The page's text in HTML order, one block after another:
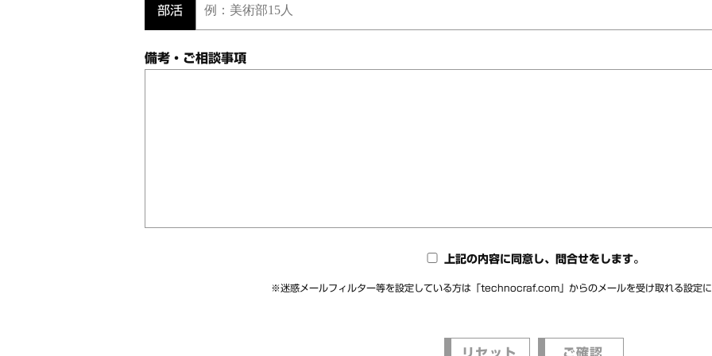
部活
備考・ご相談事項
上記の内容に同意し、問合せをします。
※迷惑メールフィルター等を設定している方は「technocraf.com」からのメールを受け取れる設定に
リセット ご確認